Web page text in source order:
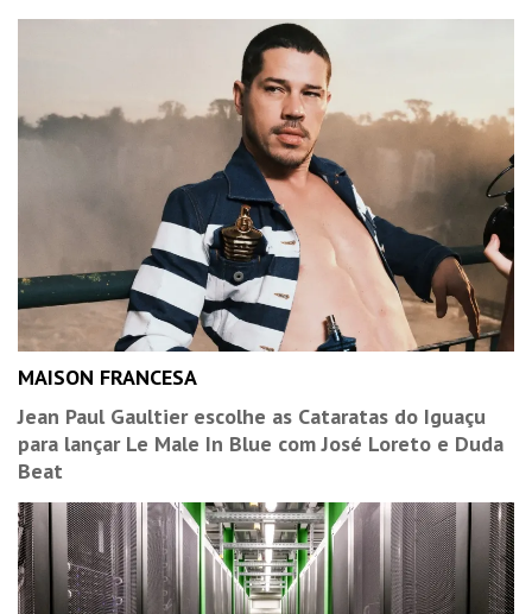
MAISON FRANCESA
Jean Paul Gaultier escolhe as Cataratas do Iguaçu
para lançar Le Male In Blue com José Loreto e Duda
Beat